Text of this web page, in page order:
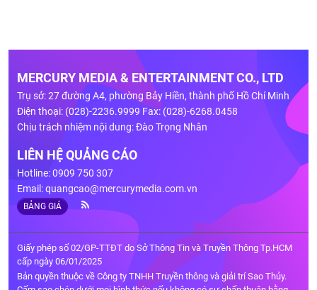
MERCURY MEDIA & ENTERTAINMENT CO., LTD
Trụ sở: 27 đường A4, phường Bảy Hiền, thành phố Hồ Chí Minh
Điện thoại: (028)-2236.9999 Fax: (028)-6268.0458
Chịu trách nhiệm nội dung: Đào Trọng Nhân
LIÊN HỆ QUẢNG CÁO
Hotline: 0909 750 307
Email:quangcao@mercurymedia.com.vn
BẢNG GIÁ
Giấy phép số 02/GP-TTĐT do Sở Thông Tin và Truyền Thông Tp.HCM
cấp ngày 06/01/2025
Bản quyền thuộc về Công ty TNHH Truyền thông và giải trí Sao Thủy.